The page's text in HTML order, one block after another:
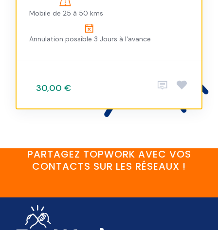
Mobile de 25 à 50 kms
Annulation possible 3 Jours à l'avance
30,00 €
PARTAGEZ TOPWORK AVEC VOS
CONTACTS SUR LES RÉSEAUX !